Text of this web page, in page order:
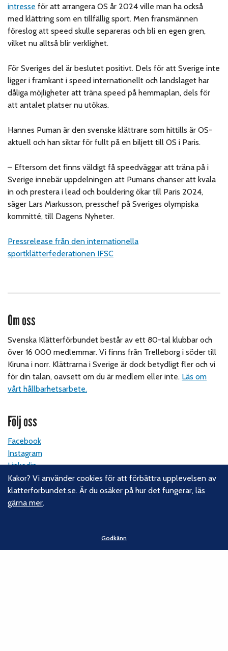
intresse för att arrangera OS år 2024 ville man ha också
med klättring som en tillfällig sport. Men fransmännen
föreslog att speed skulle separeras och bli en egen gren,
vilket nu alltså blir verklighet.
För Sveriges del är beslutet positivt. Dels för att Sverige inte
ligger i framkant i speed internationellt och landslaget har
dåliga möjligheter att träna speed på hemmaplan, dels för
att antalet platser nu utökas.
Hannes Puman är den svenske klättrare som hittills är OS-
aktuell och han siktar för fullt på en biljett till OS i Paris.
– Eftersom det finns väldigt få speedväggar att träna på i
Sverige innebär uppdelningen att Pumans chanser att kvala
in och prestera i lead och bouldering ökar till Paris 2024,
säger Lars Markusson, presschef på Sveriges olympiska
kommitté, till Dagens Nyheter.
Pressrelease från den internationella
sportklätterfederationen IFSC
Om oss
Svenska Klätterförbundet består av ett 80-tal klubbar och
över 16 000 medlemmar. Vi finns från Trelleborg i söder till
Kiruna i norr. Klättrarna i Sverige är dock betydligt fler och vi
för din talan, oavsett om du är medlem eller inte. Läs om
vårt hållbarhetsarbete.
Följ oss
Facebook
Instagram
Linkedin
Nyhetsbrev
Kontakt
Kakor? Vi använder cookies för att förbättra upplevelsen av
klatterforbundet.se. Är du osäker på hur det fungerar,läs
gärna mer.
Godkänn